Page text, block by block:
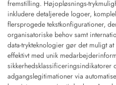
fremstilling. Højopløsnings-
inkludere detaljerede logoer,
flersprogede tekstkonfigurationer,
organisatoriske behov samt
data-trykteknologier gør det muligt
effektivt med unik
sikkerhedsklassificeringsindikatorer
adgangslegitimationer via